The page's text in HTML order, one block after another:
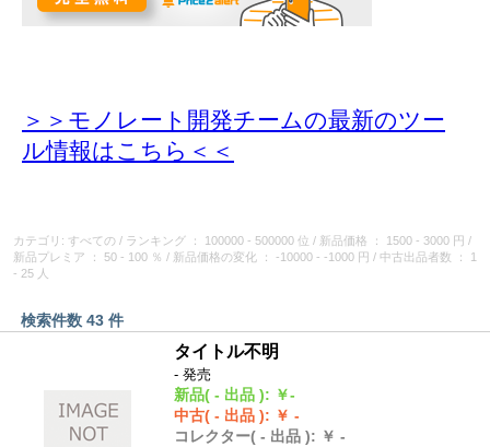
＞＞モノレート開発チームの最新のツー
ル情報はこちら＜＜
カテゴリ: すべての / ランキング ： 100000 - 500000 位 / 新品価格 ： 1500 - 3000 円
/
新品プレミア
： 50 - 100 ％ / 新品価格の変化 ： -10000 - -1000 円 / 中古出品者数
： 1
- 25 人
検索件数 43 件
タイトル不明
- 発売
新品( - 出品 ): ￥-
中古( - 出品 ): ￥ -
コレクター( - 出品 ): ￥ -